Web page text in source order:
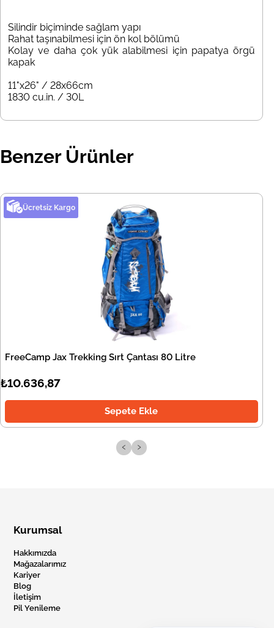
Silindir biçiminde sağlam yapı
Rahat taşınabilmesi için ön kol bölümü
Kolay ve daha çok yük alabilmesi için papatya örgü
kapak
11"x26" / 28x66cm
1830 cu.in. / 30L
Benzer Ürünler
Ücretsiz Kargo
FreeCamp Jax Trekking Sırt Çantası 80 Litre
₺10.636,87
Sepete Ekle
‹ ›
Kurumsal
Hakkımızda
Mağazalarımız
Kariyer
Blog
İletişim
Pil Yenileme